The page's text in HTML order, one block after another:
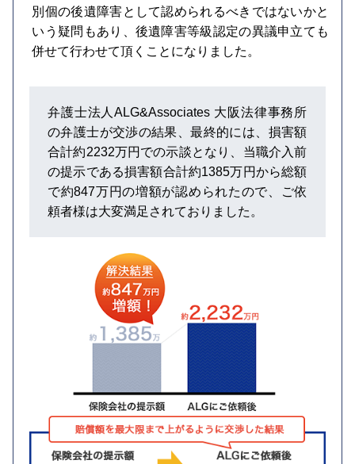
別個の後遺障害として認められるべきではないかと
いう疑問もあり、後遺障害等級認定の異議申立ても
併せて行わせて頂くことになりました。
弁護士法人ALG&Associates 大阪法律事務所
の弁護士が交渉の結果、最終的には、損害額
合計約2232万円での示談となり、当職介入前
の提示である損害額合計約1385万円から総額
で約847万円の増額が認められたので、ご依
頼者様は大変満足されておりました。